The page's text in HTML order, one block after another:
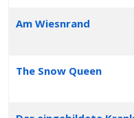
Am Wiesnrand
The Snow Queen